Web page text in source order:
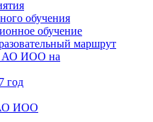
обучения
обучение
маршрут
АО ИОО на
год
ИОО